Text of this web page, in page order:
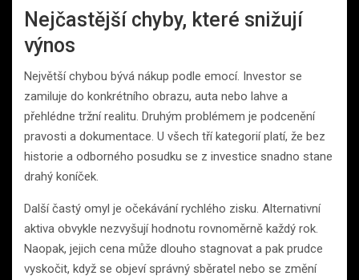
Nejčastější chyby, které snižují
výnos
Největší chybou bývá nákup podle emocí. Investor se
zamiluje do konkrétního obrazu, auta nebo lahve a
přehlédne tržní realitu. Druhým problémem je podcenění
pravosti a dokumentace. U všech tří kategorií platí, že bez
historie a odborného posudku se z investice snadno stane
drahý koníček.
Další častý omyl je očekávání rychlého zisku. Alternativní
aktiva obvykle nezvyšují hodnotu rovnoměrně každý rok.
Naopak, jejich cena může dlouho stagnovat a pak prudce
vyskočit, když se objeví správný sběratel nebo se změní